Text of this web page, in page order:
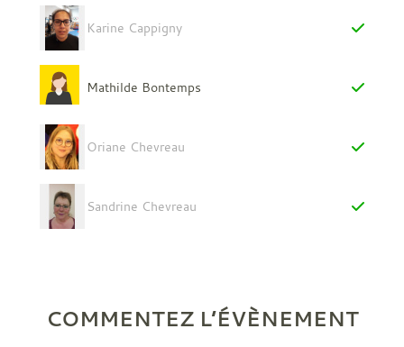
Karine Cappigny
Mathilde Bontemps
Oriane Chevreau
Sandrine Chevreau
COMMENTEZ L’ÉVÈNEMENT